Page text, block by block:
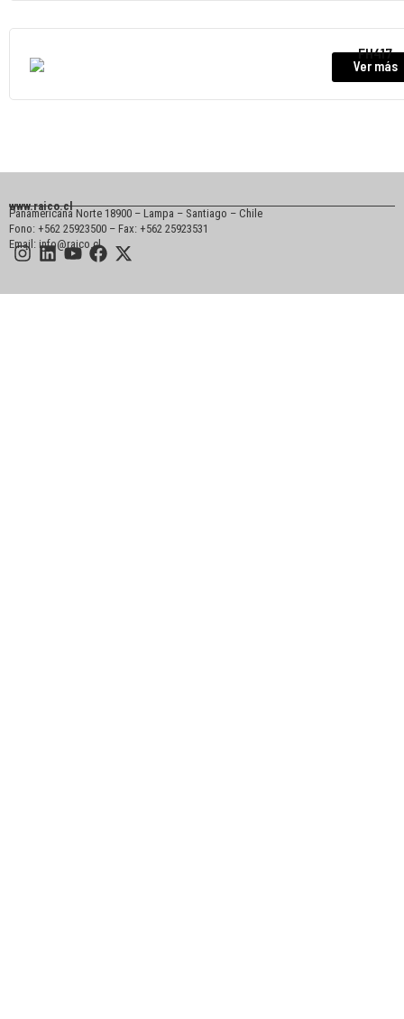
FH417
Ver más
www.raico.cl
Panamericana Norte 18900 – Lampa – Santiago – Chile
Fono: +562 25923500 – Fax: +562 25923531
Email: info@raico.cl